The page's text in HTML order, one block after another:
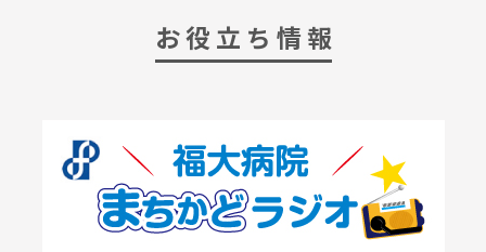
お 役 立 ち 情 報